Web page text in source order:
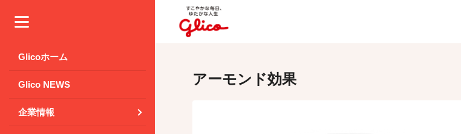
Glicoホーム
Glico NEWS
企業情報
アーモンド効果